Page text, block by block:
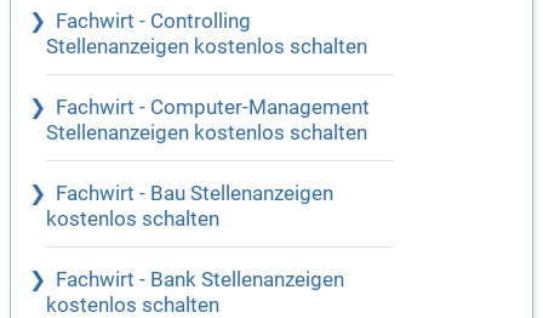
Fachwirt - Controlling
Stellenanzeigen kostenlos schalten
Fachwirt - Computer-Management
Stellenanzeigen kostenlos schalten
Fachwirt - Bau Stellenanzeigen
kostenlos schalten
Fachwirt - Bank Stellenanzeigen
kostenlos schalten